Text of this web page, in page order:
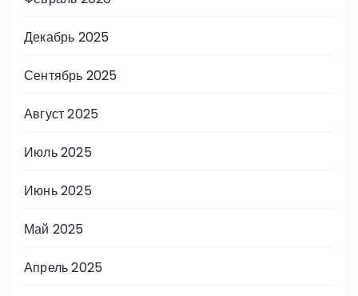
Декабрь 2025
Сентябрь 2025
Август 2025
Июль 2025
Июнь 2025
Май 2025
Апрель 2025